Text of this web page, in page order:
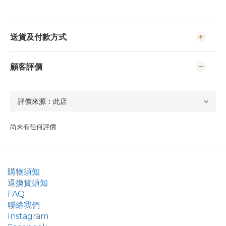
送貨及付款方式
顧客評價
尚未有任何評價
購物須知
退換貨須知
FAQ
聯絡我們
Instagram